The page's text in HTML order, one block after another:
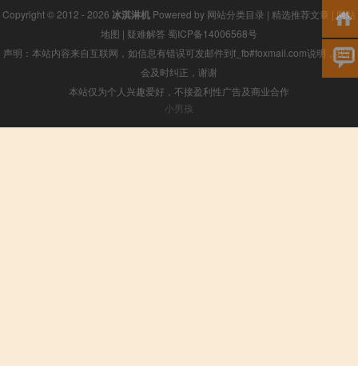
Copyright © 2012 - 2026 冰淇淋机 Powered by 网站分类目录 | 精选推荐文章 | 网站
地图 | 疑难解答 蜀ICP备14006568号
声明：本站内容来自互联网，如信息有错误可发邮件到f_fb#foxmail.com说明，我们
会及时纠正，谢谢
本站仅为个人兴趣爱好，不接盈利性广告及商业合作
小男孩